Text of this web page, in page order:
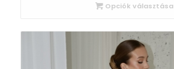
Opciók választása